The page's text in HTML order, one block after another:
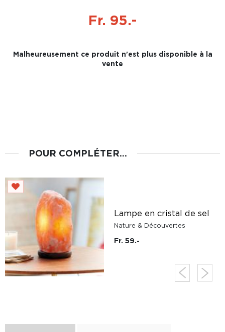
Fr. 95.-
Malheureusement ce produit n'est plus disponible à la
vente
POUR COMPLÉTER...
Lampe en cristal de sel
Nature & Découvertes
Fr. 59.-